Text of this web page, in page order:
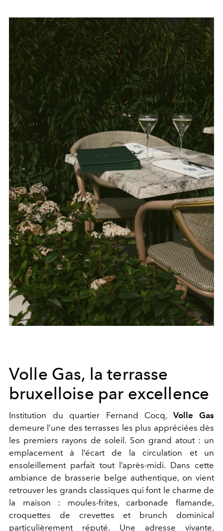
Volle Gas, la terrasse
bruxelloise par excellence
Institution du quartier Fernand Cocq, Volle Gas
demeure l’une des terrasses les plus appréciées dès
les premiers rayons de soleil. Son grand atout : un
emplacement à l’écart de la circulation et un
ensoleillement parfait tout l’après-midi. Dans cette
ambiance de brasserie belge authentique, on vient
retrouver les grands classiques qui font le charme de
la maison : moules-frites, carbonade flamande,
croquettes de crevettes et brunch dominical
particulièrement réputé. Une adresse vivante,